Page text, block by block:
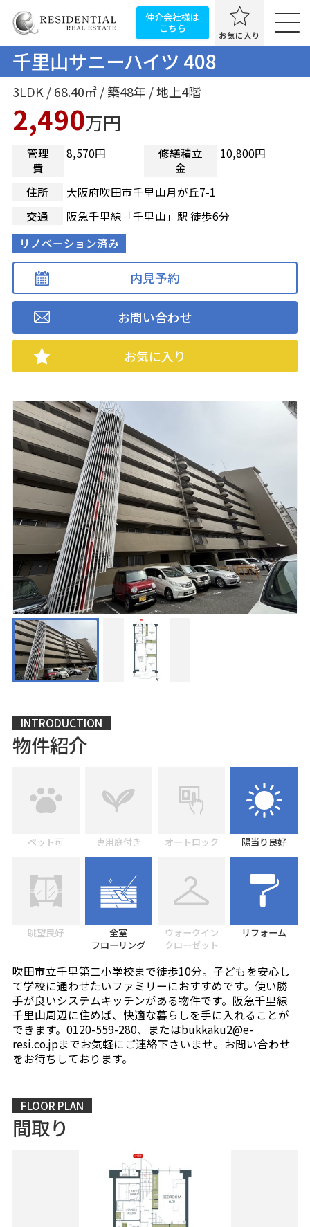
仲介会社様は
こちら
お気に入り
千里山サニーハイツ 408
3LDK / 68.40㎡ / 築48年 / 地上4階
2,490万円
管理
費
8,570円
修繕積立
金
10,800円
住所
大阪府吹田市千里山月が丘7-1
交通
阪急千里線「千里山」駅 徒歩6分
リノベーション済み
内見予約
お問い合わせ
お気に入り
INTRODUCTION
物件紹介
ペット可 専用庭付き オートロック 陽当り良好
眺望良好
全室
フローリング
ウォークイン
クローゼット
リフォーム
吹田市立千里第二小学校まで徒歩10分。子どもを安心し
て学校に通わせたいファミリーにおすすめです。使い勝
手が良いシステムキッチンがある物件です。阪急千里線
千里山周辺に住めば、快適な暮らしを手に入れることが
できます。0120-559-280、またはbukkaku2@e-
resi.co.jpまでお気軽にご連絡下さいませ。お問い合わせ
をお待ちしております。
FLOOR PLAN
間取り